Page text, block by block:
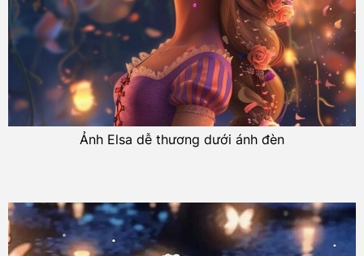
Ảnh Elsa dễ thương dưới ánh đèn